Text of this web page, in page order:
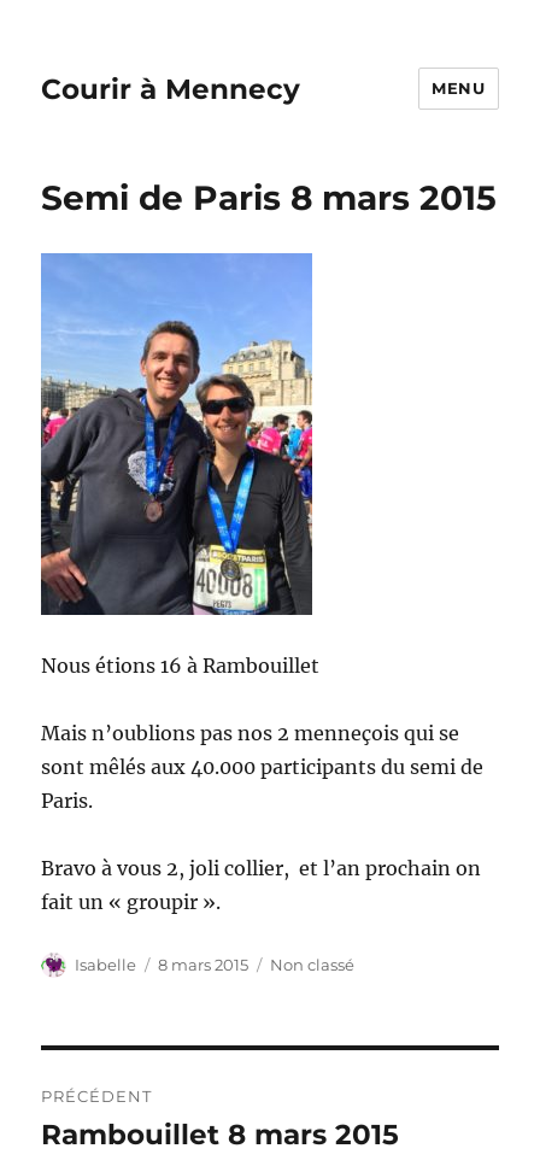
Courir à Mennecy MENU
Semi de Paris 8 mars 2015
Nous étions 16 à Rambouillet
Mais n’oublions pas nos 2 menneçois qui se
sont mêlés aux 40.000 participants du semi de
Paris.
Bravo à vous 2, joli collier, et l’an prochain on
fait un « groupir ».
Auteur
Isabelle
Publié
8 mars 2015 Catégories
Non classé
de
PRÉCÉDENT
Publication
Rambouillet 8 mars 2015